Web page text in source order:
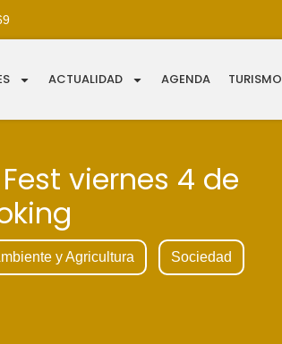
ACTUALIDAD AGENDA TURISMO
Fest viernes 4 de
y Agricultura Sociedad